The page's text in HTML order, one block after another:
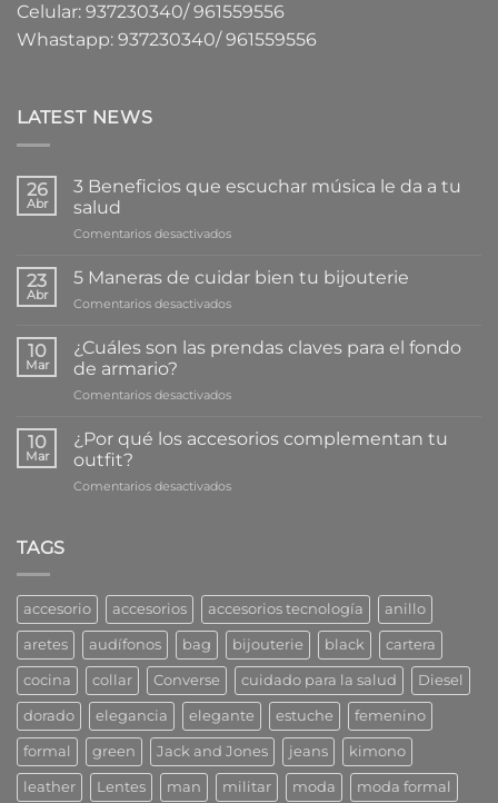
Celular: 937230340/ 961559556
Whastapp: 937230340/ 961559556
LATEST NEWS
26
Abr
3 Beneficios que escuchar música le da a tu
salud
Comentarios desactivadosen
Beneficios
que
escuchar
le
tu
23
Abr
5 Maneras de cuidar bien tu bijouterie
Comentarios desactivadosen
Maneras
de
bien
bijouterie
10
Mar
¿Cuáles son las prendas claves para el fondo
de armario?
Comentarios desactivadosen
son
las
claves
10
Mar
¿Por qué los accesorios complementan tu
outfit?
Comentarios desactivadosen
tu
outfit?
TAGS
accesorio accesorios accesorios tecnología anillo
aretes audífonos bag bijouterie black cartera
cocina collar Converse cuidado para la salud Diesel
dorado elegancia elegante estuche femenino
formal green Jack and Jones jeans kimono
leather Lentes man militar moda moda formal